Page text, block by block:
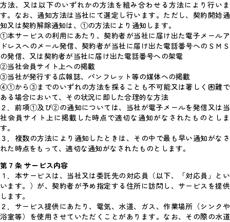
方法、又は以下のいずれかの方法を組み合わせる方法により行いま
す。なお、通知方法は当社にて選定し行います。ただし、契約開始通
知又は契約解除通知は、①の方法により通知します。
①本サービスの利用にあたり、契約者が当社に届け出た電子メールア
ドレスへのメール発信、契約者が当社に届け出た電話番号へのＳＭＳ
の発信、又は契約者が当社に届け出た電話番号への架電
②当社会員サイト上への掲載
③当社が発行する広報誌、パンフレット等の媒体への掲載
④①から③までのいずれの方法を採ることも不可能又は著しく困難で
ある場合において、その状況に即した合理的な方法
２．前項①及び②の通知については、当社が電子メールを発信又は当
社会員サイト上に掲載した時点で適切な通知がなされたものとしま
す。
３．複数の方法により通知したときは、その中で最も早い通知がなさ
れた時点をもって、適切な通知がなされたものとします。
第７条 サービス内容
１．本サービスは、当社又は委託先の対応員（以下、「対応員」とい
います。）が、契約者が予め指定する住所に訪問し、サービスを提供
します。
２．サービス提供にあたり、電気、水道、ガス、作業場所（シンクや
浴室等）を使用させていただくことがあります。なお、その際の水道